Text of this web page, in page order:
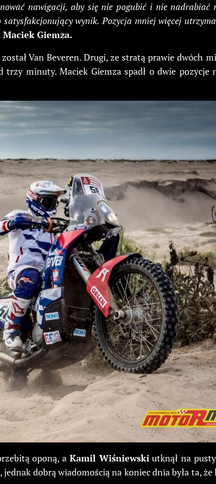
nawigacji, aby się nie pogubić i nie nadrabiać
wynik. Pozycja mniej więcej
Giemza.
Van Beveren. Drugi, ze stratą prawie dwóch
minuty. Maciek Giemza spadł o dwie pozycje
oponą, a Kamil Wiśniewskiutknął na
dobrą wiadomością na koniec dnia była ta,